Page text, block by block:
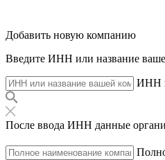
Добавить новую компанию
Введите ИНН или название
ИНН
После ввода ИНН данные